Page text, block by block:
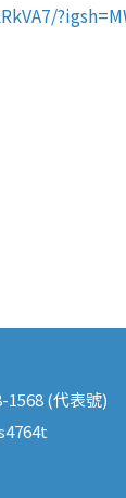
1568 (代表號)